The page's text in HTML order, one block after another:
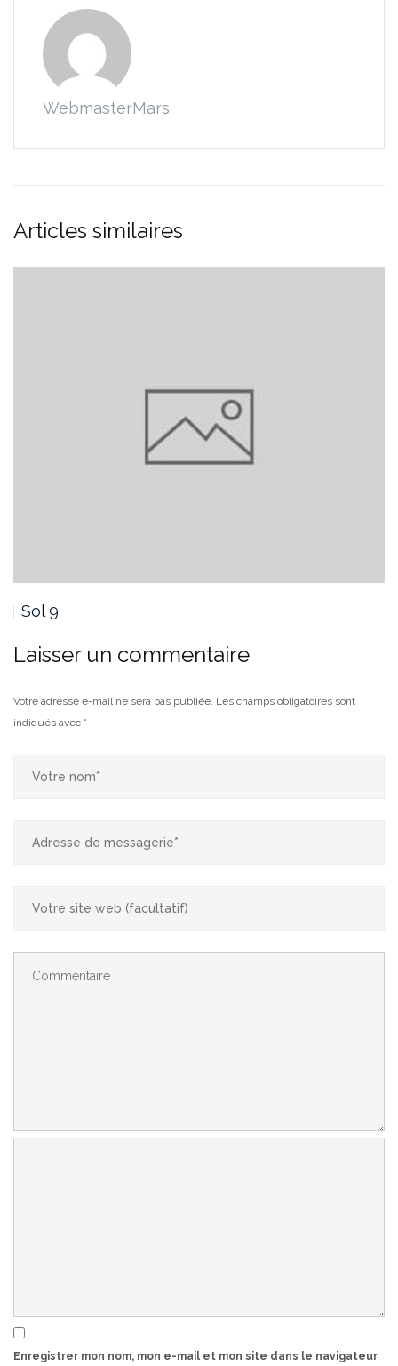
WebmasterMars
Articles similaires
Sol 8
Laisser un commentaire
Votre adresse e-mail ne sera pas publiée. Les champs obligatoires sont
indiqués avec *
Enregistrer mon nom, mon e-mail et mon site dans le navigateur